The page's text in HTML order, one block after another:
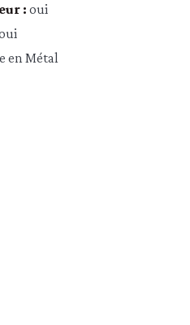
: oui
en Métal